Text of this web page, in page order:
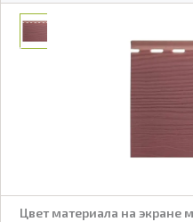
Цвет материала на экране